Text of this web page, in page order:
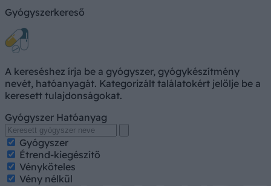
Gyógyszerkereső
A kereséshez írja be a gyógyszer, gyógykészítmény
nevét, hatóanyagát. Kategorizált találatokért jelölje be a
keresett tulajdonságokat.
Gyógyszer Hatóanyag
Gyógyszer
Étrend-kiegészítő
Vényköteles
Vény nélkül